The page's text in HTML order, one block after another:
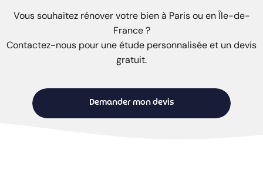
Vous souhaitez rénover votre bien à Paris ou en Île-de-
France ?
Contactez-nous pour une étude personnalisée et un devis
gratuit.
Demander mon devis